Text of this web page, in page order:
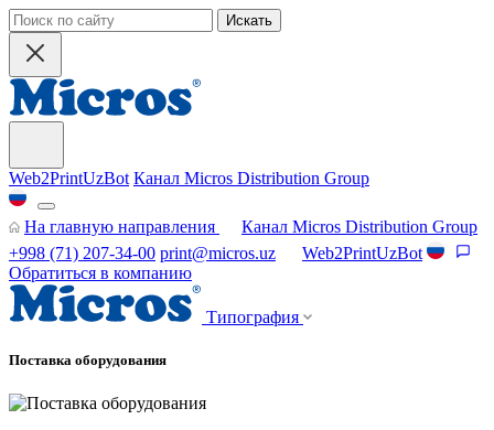
Искать
Web2PrintUzBot Канал Micros Distribution Group
На главную направления
Канал Micros Distribution Group
+998 (71) 207-34-00 print@micros.uz
Web2PrintUzBot
Обратиться в компанию
Типография
Поставка оборудования